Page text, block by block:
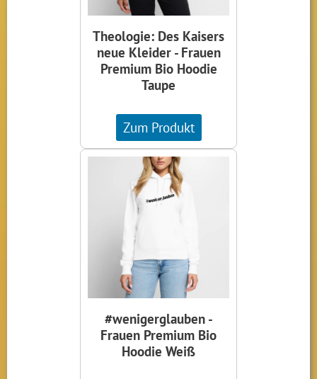
Theologie: Des Kaisers
neue Kleider - Frauen
Premium Bio Hoodie
Taupe
Zum Produkt
#wenigerglauben -
Frauen Premium Bio
Hoodie Weiß